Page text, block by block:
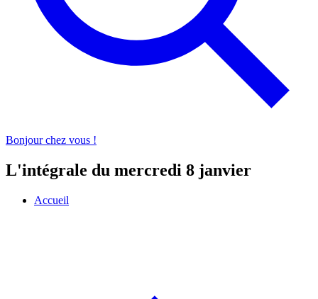
Bonjour chez vous !
L'intégrale du mercredi 8 janvier
Accueil